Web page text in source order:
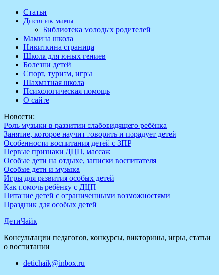
Перейти
содержимому
Статьи
Дневник мамы
Библиотека молодых родителей
Мамина школа
Никиткина страница
Школа для юных гениев
Болезни детей
Спорт, туризм, игры
Шахматная школа
Психологическая помощь
О сайте
Новости:
Роль музыки в развитии слабовидящего ребёнка
Занятие, которое научит говорить и порадует детей
Особенности воспитания детей с ЗПР
Первые признаки ДЦП, массаж
Особые дети на отдыхе, записки воспитателя
Особые дети и музыка
Игры для развития особых детей
Как помочь ребёнку с ДЦП
Питание детей с ограниченными возможностями
Праздник для особых детей
ДетиЧайк
Консультации педагогов, конкурсы, викторины, игры, статьи
о воспитании
detichaik@inbox.ru